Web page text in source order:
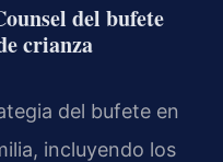
del bufete
crianza
del bufete en
incluyendo los